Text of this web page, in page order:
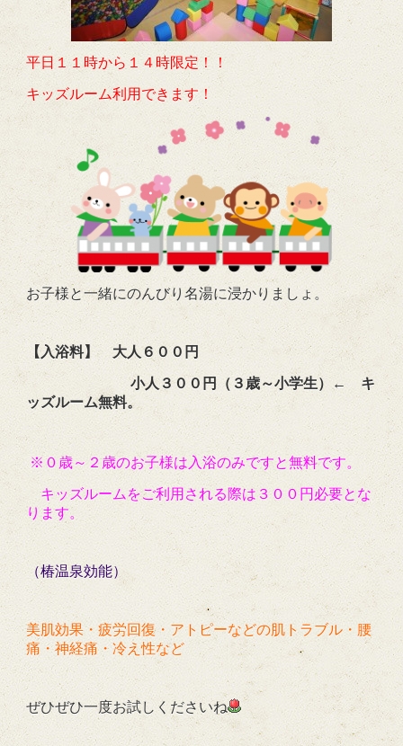
平日１１時から１４時限定！！
キッズルーム利用できます！
お子様と一緒にのんびり名湯に浸かりましょ。
【入浴料】 大人６００円
小人３００円（３歳～小学生）← キ
ッズルーム無料。
※０歳～２歳のお子様は入浴のみですと無料です。
キッズルームをご利用される際は３００円必要とな
ります。
（椿温泉効能）
美肌効果・疲労回復・アトピーなどの肌トラブル・腰
痛・神経痛・冷え性など
ぜひぜひ一度お試しくださいね